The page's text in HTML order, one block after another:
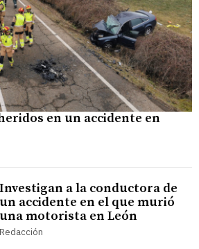
en un accidente en
Investigan a la conductora de
un accidente en el que murió
una motorista en León
Redacción